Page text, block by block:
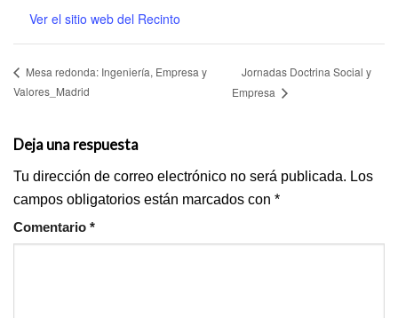
Ver el sitio web del Recinto
Mesa redonda: Ingeniería, Empresa y
Valores_Madrid
Jornadas Doctrina Social y
Empresa
Deja una respuesta
Tu dirección de correo electrónico no será publicada. Los
campos obligatorios están marcados con *
Comentario *